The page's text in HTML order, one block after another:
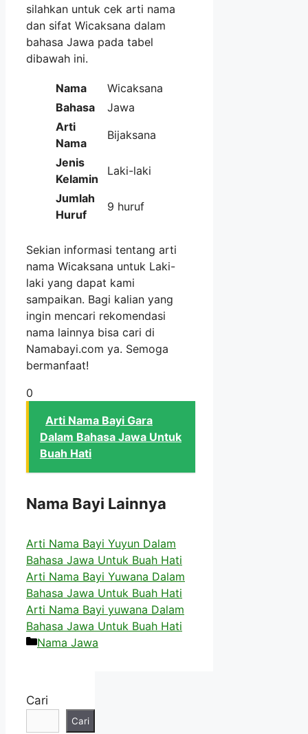
silahkan untuk cek arti nama
dan sifat Wicaksana dalam
bahasa Jawa pada tabel
dibawah ini.
Nama
Wicaksana
Bahasa
Jawa
Arti
Nama
Bijaksana
Jenis
Kelamin
Laki-laki
Jumlah
Huruf
9 huruf
Sekian informasi tentang arti
nama Wicaksana untuk Laki-
laki yang dapat kami
sampaikan. Bagi kalian yang
ingin mencari rekomendasi
nama lainnya bisa cari di
Namabayi.com ya. Semoga
bermanfaat!
0
Arti Nama Bayi Gara
Dalam Bahasa Jawa Untuk
Buah Hati
Nama Bayi Lainnya
Arti Nama Bayi Yuyun Dalam
Bahasa Jawa Untuk Buah Hati
Arti Nama Bayi Yuwana Dalam
Bahasa Jawa Untuk Buah Hati
Arti Nama Bayi yuwana Dalam
Bahasa Jawa Untuk Buah Hati
Kategori
Nama Jawa
Cari
Cari